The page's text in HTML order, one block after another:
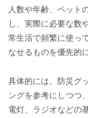
人数や年齢、ペット
し、実際に必要な数
常生活で頻繁に使っ
なせるものを優先的
具体的には、防災グ
ングを参考にしつつ
電灯、ラジオなどの